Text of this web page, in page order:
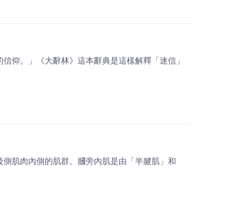
仰。」《大辭林》這本辭典是這樣解釋「迷信」
肌肉內側的肌群。膕旁內肌是由「半腱肌」和